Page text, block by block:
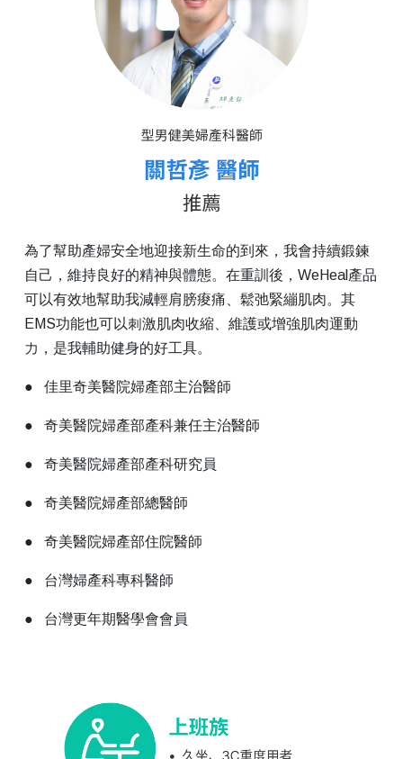
為了幫助產婦安全地迎接新生命的到來，我會持續鍛鍊
自己，維持良好的精神與體態。在重訓後，WeHeal產品
可以有效地幫助我減輕肩膀痠痛、鬆弛緊繃肌肉。其
EMS功能也可以刺激肌肉收縮、維護或增強肌肉運動
力，是我輔助健身的好工具。
● 佳里奇美醫院婦產部主治醫師
● 奇美醫院婦產部產科兼任主治醫師
● 奇美醫院婦產部產科研究員
● 奇美醫院婦產部總醫師
● 奇美醫院婦產部住院醫師
● 台灣婦產科專科醫師
● 台灣更年期醫學會會員